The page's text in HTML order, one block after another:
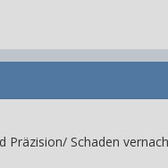
Schaden